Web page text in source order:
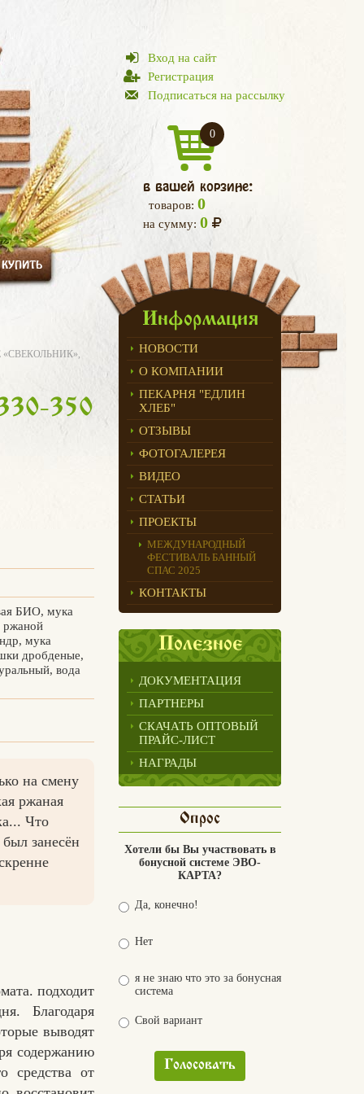
Вход на сайт
Регистрация
Подписаться на рассылку
0
в вашей корзине:
товаров: 0
на сумму: 0
Информация
НОВОСТИ
О КОМПАНИИ
ПЕКАРНЯ "ЕДЛИН
ХЛЕБ"
ОТЗЫВЫ
ФОТОГАЛЕРЕЯ
ВИДЕО
СТАТЬИ
ПРОЕКТЫ
МЕЖДУНАРОДНЫЙ
ФЕСТИВАЛЬ БАННЫЙ
СПАС 2025
КОНТАКТЫ
Полезное
ДОКУМЕНТАЦИЯ
ПАРТНЕРЫ
СКАЧАТЬ ОПТОВЫЙ
ПРАЙС-ЛИСТ
НАГРАДЫ
Опрос
Хотели бы Вы участвовать в
бонусной системе ЭВО-
КАРТА?
Да, конечно!
Нет
я не знаю что это за бонусная
система
Свой вариант
Голосовать
350
БИО, мука
ржаной
мука
дробденые,
вода
на смену
ржаная
Что
занесён
подходит
Благодаря
выводят
содержанию
средства от